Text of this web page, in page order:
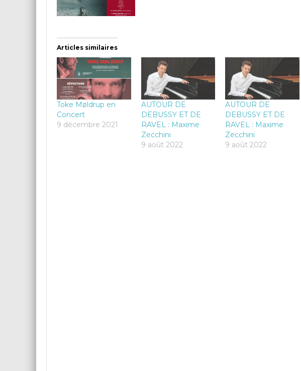
Articles similaires
Toke Møldrup en
Concert
9 décembre 2021
AUTOUR DE
DEBUSSY ET DE
RAVEL : Maxime
Zecchini
9 août 2022
AUTOUR DE
DEBUSSY ET DE
RAVEL : Maxime
Zecchini
9 août 2022